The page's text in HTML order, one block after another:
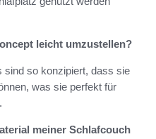
leicht umzustellen?
sind so konzipiert, dass sie
was sie perfekt für
meiner Schlafcouch